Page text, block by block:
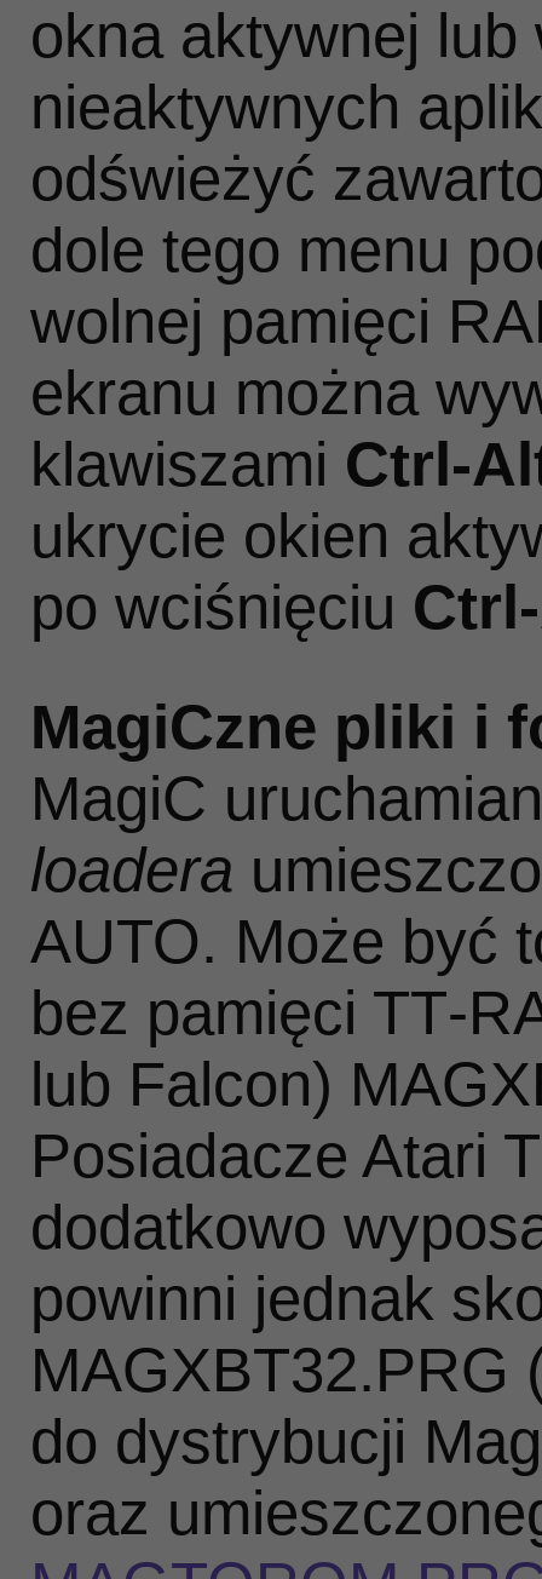
okna aktywnej lub
nieaktywnych
odświeżyć
dole tego menu
wolnej pamięci
ekranu można
klawiszami
ukrycie okien
po wciśnięciu
MagiCzne pliki i
MagiC
loadera
AUTO. Może być
bez pamięci
lub Falcon)
Posiadacze Atari
dodatkowo
powinni jednak
MAGXBT32.PRG
do dystrybucji
oraz